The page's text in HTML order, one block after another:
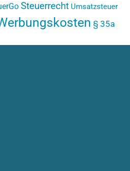
Steuerrecht Umsatzsteuer
§ 35a